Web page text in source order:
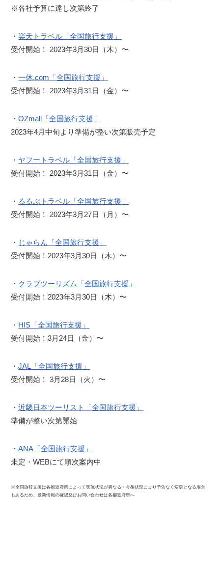
※各社予算に達し次第終了
・楽天トラベル「全国旅行支援」
受付開始！ 2023年3月30日（木）〜
・一休.com「全国旅行支援」
受付開始！ 2023年3月31日（金）〜
・OZmall「全国旅行支援」
2023年4月中旬より準備が整い次第販売予定
・ ヤフートラベル「全国旅行支援」
受付開始！ 2023年3月31日（金）〜
・ るるぶトラベル「全国旅行支援」
受付開始！ 2023年3月27日（月）〜
・ じゃらん「全国旅行支援」
受付開始！2023年3月30日（木）〜
・ クラブツーリズム「全国旅行支援」
受付開始！2023年3月30日（木）〜
・ HIS「全国旅行支援」
受付開始！3月24日（金）〜
・JAL「全国旅行支援」
受付開始！ 3月28日（火）〜
・近畿日本ツーリスト「全国旅行支援」
準備が整い次第開始
・ANA「全国旅行支援」
未定・WEBにて順次案内中
※全国旅行支援は各都道府県によって実施状況が異なる・今後状況により予告なく変更となる場合
もあるため、最新情報の確認及びお問い合わせは各都道府県へ